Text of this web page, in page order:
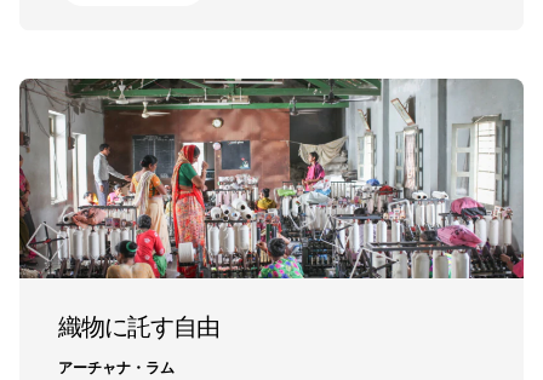
織物に託す自由
アーチャナ・ラム